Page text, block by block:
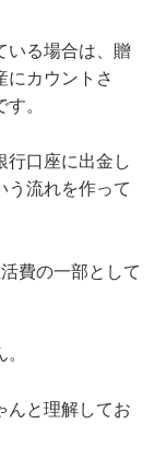
いる場合は、贈
にカウントさ
。
行口座に出金し
う流れを作って
費の一部として
んと理解してお